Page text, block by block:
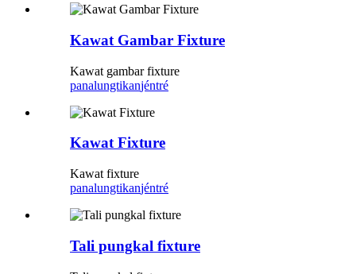
Kawat Gambar Fixture
Kawat gambar fixture
panalungtikanjéntré
Kawat Fixture
Kawat fixture
panalungtikanjéntré
Tali pungkal fixture